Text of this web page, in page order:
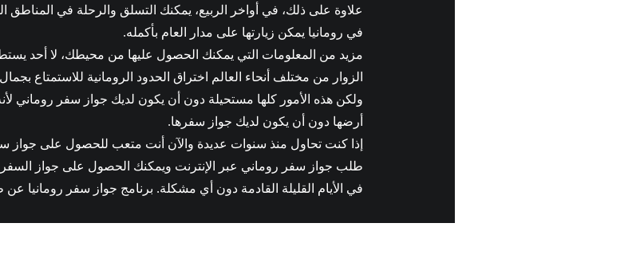
علاوة على ذلك، في أواخر الربيع، يمكنك التسلق والرحلة في
في رومانيا يمكن زيارتها على مدار العام بأكمله.
مزيد من المعلومات التي يمكنك الحصول عليها من محيطك، لا أحد
الزوار من مختلف أنحاء العالم اختراق الحدود الرومانية للاستمتاع
ولكن هذه الأمور كلها مستحيلة دون أن يكون لديك جواز سفر روماني
أرضها دون أن يكون لديك جواز سفرها.
إذا كنت تحاول منذ سنوات عديدة والآن أنت متعب للحصول على جواز
طلب جواز سفر روماني عبر الإنترنت ويمكنك الحصول على جواز السفر
في الأيام القليلة القادمة دون أي مشكلة. برنامج جواز سفر رومانيا عن